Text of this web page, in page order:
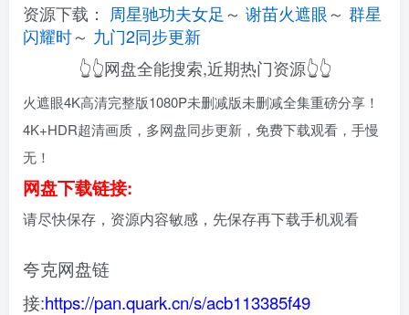
资源下载： 周星驰功夫女足 ～ 谢苗火遮眼～ 群星
闪耀时～ 九门2同步更新
👆👆网盘全能搜索,近期热门资源👆👆
火遮眼4K高清完整版1080P未删减版未删减全集重磅分享！
4K+HDR超清画质，多网盘同步更新，免费下载观看，手慢
无！
网盘下载链接:
请尽快保存，资源内容敏感，先保存再下载手机观看
夸克网盘链
接:https://pan.quark.cn/s/acb113385f49